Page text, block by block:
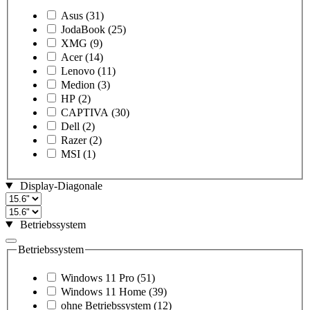
Asus (31)
JodaBook (25)
XMG (9)
Acer (14)
Lenovo (11)
Medion (3)
HP (2)
CAPTIVA (30)
Dell (2)
Razer (2)
MSI (1)
Display-Diagonale
Betriebssystem
Betriebssystem
Windows 11 Pro (51)
Windows 11 Home (39)
ohne Betriebssystem (12)